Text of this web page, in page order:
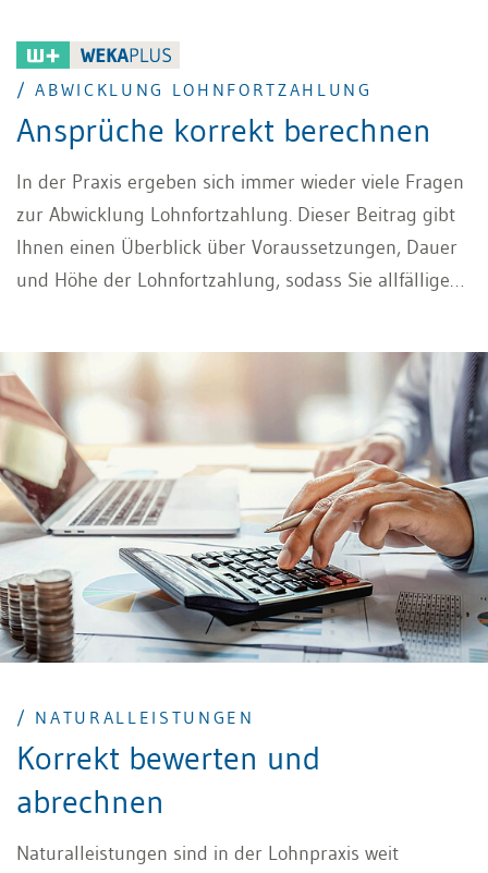
/ ABWICKLUNG LOHNFORTZAHLUNG
Ansprüche korrekt berechnen
In der Praxis ergeben sich immer wieder viele Fragen
zur Abwicklung Lohnfortzahlung. Dieser Beitrag gibt
Ihnen einen Überblick über Voraussetzungen, Dauer
und Höhe der Lohnfortzahlung, sodass Sie allfällige
/ NATURALLEISTUNGEN
Korrekt bewerten und
abrechnen
Naturalleistungen sind in der Lohnpraxis weit